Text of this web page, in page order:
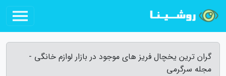
گران ترین یخچال فریز های موجود در بازار لوازم خانگی -
مجله سرگرمی